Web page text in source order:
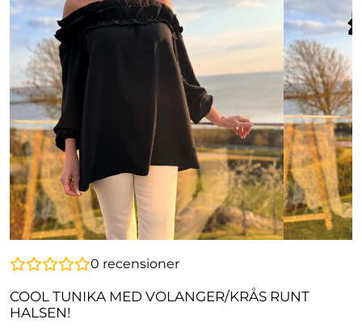
0 recensioner
COOL TUNIKA MED VOLANGER/KRÅS RUNT
HALSEN!
Skor/Stövlar